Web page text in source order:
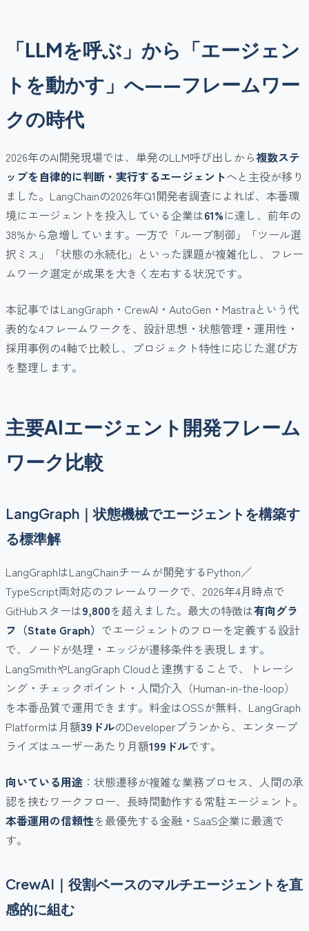
「LLMを呼ぶ」から「エージェン
トを動かす」へ——フレームワー
クの時代
2026年のAI開発現場では、単発のLLM呼び出しから複数ステ
ップを自律的に判断・実行するエージェントへと主役が移り
ました。LangChainの2026年Q1開発者調査によれば、本番環
境にエージェントを投入している企業は61%に達し、前年の
38%から急増しています。一方で「ループ制御」「ツール選
択ミス」「状態の永続化」といった課題が複雑化し、フレー
ムワーク選定が成果を大きく左右する状況です。
本記事ではLangGraph・CrewAI・AutoGen・Mastraという代
表的な4フレームワークを、設計思想・状態管理・運用性・
採用事例の4軸で比較し、プロジェクト特性に応じた選び方
を整理します。
主要AIエージェント開発フレーム
ワーク比較
LangGraph｜状態機械でエージェントを構築す
る標準解
LangGraphはLangChainチームが開発するPython／
TypeScript両対応のフレームワークで、2026年4月時点で
GitHubスターは9,800を超えました。最大の特徴は有向グラ
フ（State Graph） でエージェントのフローを定義する設計
で、ノードが処理・エッジが遷移条件を表現します。
LangSmithやLangGraph Cloudと連携することで、トレーシ
ング・チェックポイント・人間介入（Human-in-the-loop）
を本番品質で運用できます。料金はOSSが無料、LangGraph
Platformは月額39ドルのDeveloperプランから、エンタープ
ライズはユーザーあたり月額199ドルです。
向いている用途 ：状態遷移が複雑な業務プロセス、人間の承
認を挟むワークフロー、長時間動作する常駐エージェント。
本番運用の信頼性を最優先する金融・SaaS企業に最適で
す。
CrewAI｜役割ベースのマルチエージェントを直
感的に組む